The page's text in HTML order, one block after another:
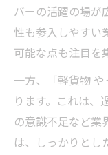
バーの活躍の場が
性も参入しやすい
可能な点も注目を
一方、「軽貨物
ります。これは、
の意識不足など業
は、しっかりとし